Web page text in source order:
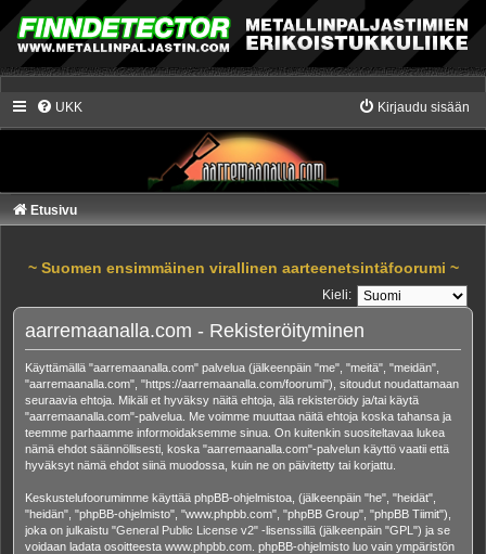
UKK Kirjaudu sisään
Etusivu
~ Suomen ensimmäinen virallinen aarteenetsintäfoorumi ~
Kieli:
aarremaanalla.com - Rekisteröityminen
Käyttämällä "aarremaanalla.com" palvelua (jälkeenpäin "me", "meitä", "meidän",
"aarremaanalla.com", "https://aarremaanalla.com/foorumi"), sitoudut noudattamaan
seuraavia ehtoja. Mikäli et hyväksy näitä ehtoja, älä rekisteröidy ja/tai käytä
"aarremaanalla.com"-palvelua. Me voimme muuttaa näitä ehtoja koska tahansa ja
teemme parhaamme informoidaksemme sinua. On kuitenkin suositeltavaa lukea
nämä ehdot säännöllisesti, koska "aarremaanalla.com"-palvelun käyttö vaatii että
hyväksyt nämä ehdot siinä muodossa, kuin ne on päivitetty tai korjattu.
Keskustelufoorumimme käyttää phpBB-ohjelmistoa, (jälkeenpäin "he", "heidät",
"heidän", "phpBB-ohjelmisto", "www.phpbb.com", "phpBB Group", "phpBB Tiimit"),
joka on julkaistu "General Public License v2" -lisenssillä (jälkeenpäin "GPL") ja se
voidaan ladata osoitteesta www.phpbb.com . phpBB-ohjelmisto luo vain ympäristön